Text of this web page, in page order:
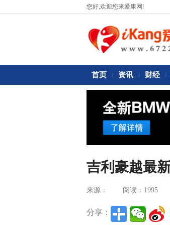
您好,欢迎您来爱康网!
首页 / 资讯 / 财经 /
吉利豪越最
来源： 阅读：1995
分享：